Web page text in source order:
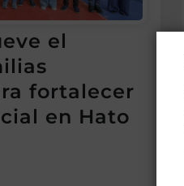
el
fortalecer
en Hato